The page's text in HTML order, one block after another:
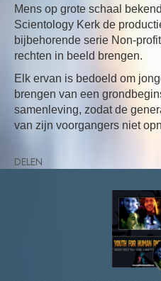
Mens op grote schaal
Scientology Kerk de
bijbehorende serie Non-
rechten in beeld brengen.
Elk ervan is bedoeld om
brengen van een
samenleving, zodat de
van zijn voorgangers niet
DELEN